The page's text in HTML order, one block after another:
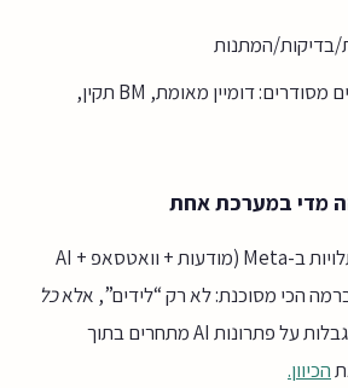
בדיקות/המתנות
יותר חשיבות לנכסים מסודרים: דומיין מאומת, BM תקין,
אם כל המכירות שלך תלויות ב-Meta (מודעות + וואטסאפ + AI
הכי מסוכנת: לא רק “לידים”, אלאכל
. והמגמה של הגבלות על פתרונות AI מתחרים בתוך
הכיוון.